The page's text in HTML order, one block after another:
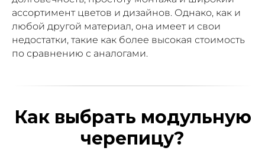
ассортимент цветов и дизайнов. Однако, как и
любой другой материал, она имеет и свои
недостатки, такие как более высокая стоимость
по сравнению с аналогами.
Как выбрать модульную
черепицу?